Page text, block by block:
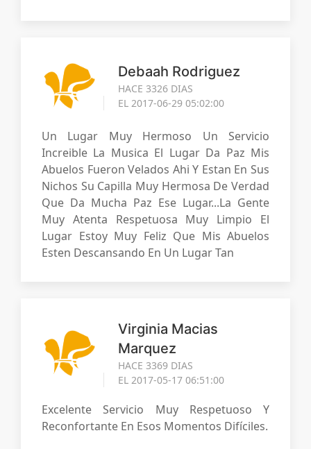
Debaah Rodriguez
HACE 3326 DIAS
EL 2017-06-29 05:02:00
Un Lugar Muy Hermoso Un Servicio
Increible La Musica El Lugar Da Paz Mis
Abuelos Fueron Velados Ahi Y Estan En Sus
Nichos Su Capilla Muy Hermosa De Verdad
Que Da Mucha Paz Ese Lugar...La Gente
Muy Atenta Respetuosa Muy Limpio El
Lugar Estoy Muy Feliz Que Mis Abuelos
Esten Descansando En Un Lugar Tan
Virginia Macias
Marquez
HACE 3369 DIAS
EL 2017-05-17 06:51:00
Excelente Servicio Muy Respetuoso Y
Reconfortante En Esos Momentos Difíciles.